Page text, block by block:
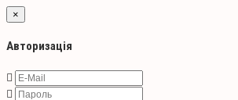
×
Авторизація